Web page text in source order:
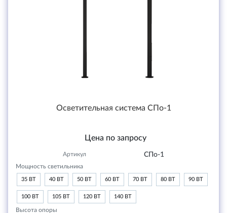
Осветительная система СПо-1
Цена по запросу
Артикул СПо-1
Мощность светильника
35 ВТ 40 ВТ 50 ВТ 60 ВТ 70 ВТ 80 ВТ 90 ВТ
100 ВТ 105 ВТ 120 ВТ 140 ВТ
Высота опоры